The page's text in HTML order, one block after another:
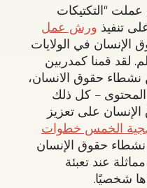
“التكتيكات
تنفيذ ورش عمل
في الولايات
لقد قمنا كمدربين
نشطاء حقوق الانسان،
– كل ذلك
على تعزيز
الخمس خطوات
حقوق الإنسان
عند تعبئة
شخصيًا.